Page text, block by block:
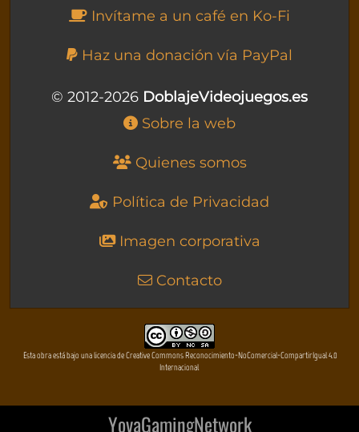
Invítame a un café en Ko-Fi
Haz una donación vía PayPal
© 2012-2026 DoblajeVideojuegos.es
Sobre la web
Quienes somos
Política de Privacidad
Imagen corporativa
Contacto
Esta obra está bajo una licencia de Creative Commons Reconocimiento-NoComercial-CompartirIgual 4.0
Internacional
YovaGamingNetwork